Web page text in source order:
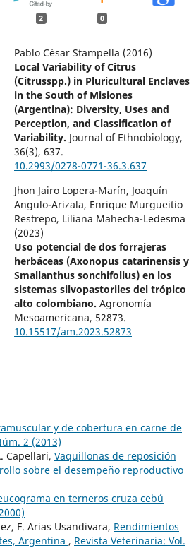
2 0
Pablo César Stampella (2016)
Local Variability of Citrus
(Citrusspp.) in Pluricultural Enclaves
in the South of Misiones
(Argentina): Diversity, Uses and
Perception, and Classification of
Variability. Journal of Ethnobiology,
36(3),637.
10.2993/0278-0771-36.3.637
Jhon Jairo Lopera-Marín, Joaquín
Angulo-Arizala, Enrique Murgueitio
Restrepo, Liliana Mahecha-Ledesma
(2023)
Uso potencial de dos forrajeras
herbáceas (Axonopus catarinensis y
Smallanthus sonchifolius) en los
sistemas silvopastoriles del trópico
alto colombiano.Agronomía
Mesoamericana, 52873.
10.15517/am.2023.52873
y de cobertura en carne de
2 (2013)
Capellari, Vaquillonas de reposición
sobre el desempeño reproductivo
en terneros cruza cebú
F. Arias Usandivara, Rendimientos
Argentina , Revista Veterinaria: Vol.